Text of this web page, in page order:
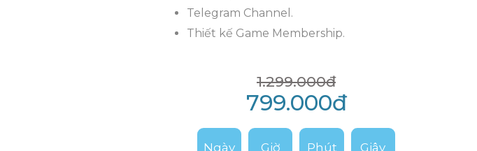
Telegram Channel.
Thiết kế Game Membership.
1.299.000đ
799.000đ
Ngày Giờ Phút Giây